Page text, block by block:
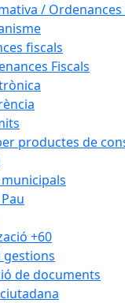
/ Ordenances
fiscals
Fiscals
productes de
+60
gestions
de documents